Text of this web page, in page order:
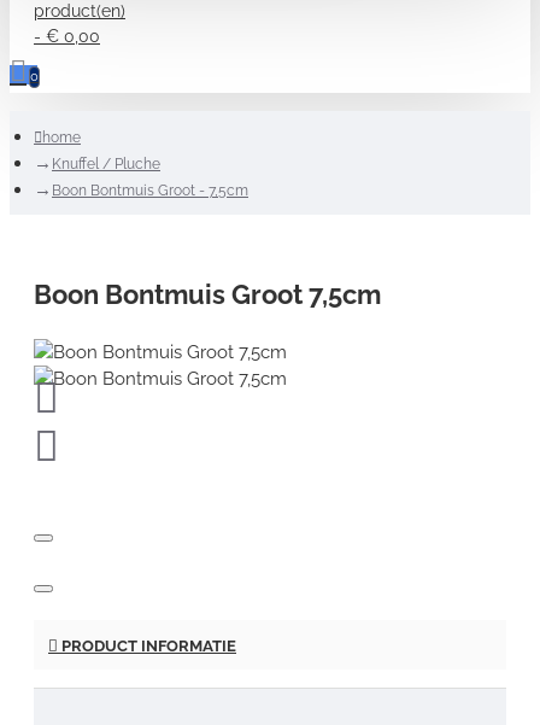
product(en)
- € 0,00
0
home
Knuffel / Pluche
Boon Bontmuis Groot - 7,5cm
Boon Bontmuis Groot 7,5cm
PRODUCT INFORMATIE